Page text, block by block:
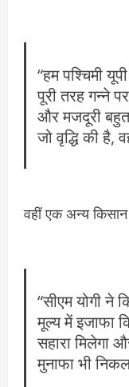
“हम पश्चिमी
पूरी तरह गन्ने
और मजदूरी बहुत
जो वृद्धि की है,
वहीं एक अन्य
“सीएम योगी ने
मूल्य में इजाफा
सहारा मिलेगा
मुनाफा भी